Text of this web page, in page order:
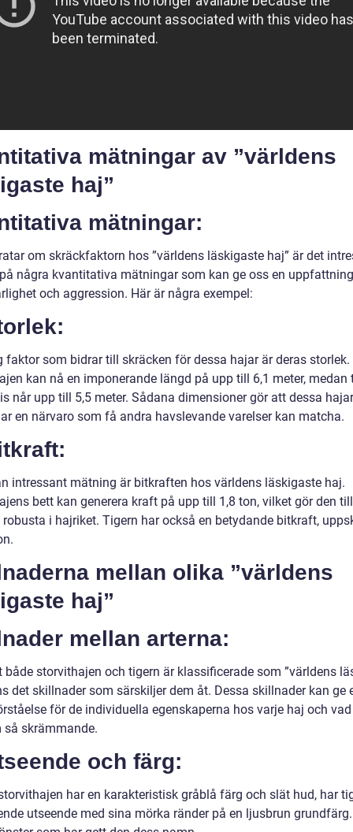
mätningar av ”världens
haj”
mätningar:
om skräckfaktorn hos ”världens läskigaste haj” är det
några kvantitativa mätningar som kan ge oss en
och aggression. Här är några exempel:
faktor som bidrar till skräcken för dessa hajar är deras storlek.
kan nå en imponerande längd på upp till 6,1 meter, medan
når upp till 5,5 meter. Sådana dimensioner gör att dessa
en närvaro som få andra havslevande varelser kan matcha.
intressant mätning är bitkraften hos världens läskigaste haj.
bett kan generera kraft på upp till 1,8 ton, vilket gör den
robusta i hajriket. Tigern har också en betydande bitkraft,
mellan olika ”världens
haj”
mellan arterna:
både storvithajen och tigern är klassificerade som ”världens
det skillnader som särskiljer dem åt. Dessa skillnader kan ge
för de individuella egenskaperna hos varje haj och
så skrämmande.
och färg:
har en karakteristisk gråblå färg och slät hud, har
utseende med sina mörka ränder på en ljusbrun